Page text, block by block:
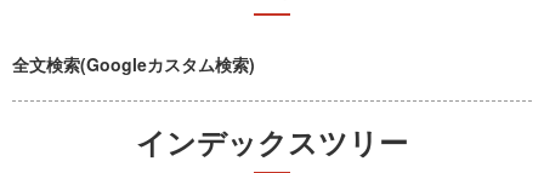
全文検索(Googleカスタム検索)
インデックスツリー